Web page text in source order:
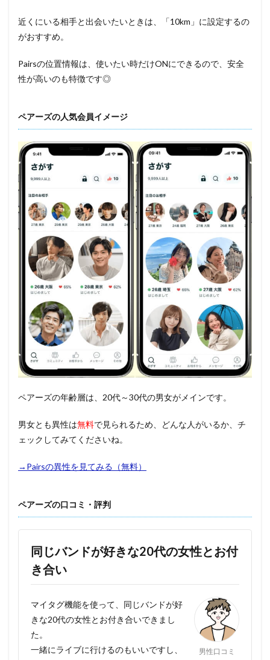
近くにいる相手と出会いたいときは、「10km」に設定するの
がおすすめ。
Pairsの位置情報は、使いたい時だけONにできるので、安全
性が高いのも特徴です◎
ペアーズの人気会員イメージ
ペアーズの年齢層は、20代～30代の男女がメインです。
男女とも異性は無料で見られるため、どんな人がいるか、チ
ェックしてみてくださいね。
→Pairsの異性を見てみる（無料）
ペアーズの口コミ・評判
同じバンドが好きな20代の女性とお付
き合い
男性口コミ
マイタグ機能を使って、同じバンドが好
きな20代の女性とお付き合いできまし
た。
一緒にライブに行けるのもいいですし、